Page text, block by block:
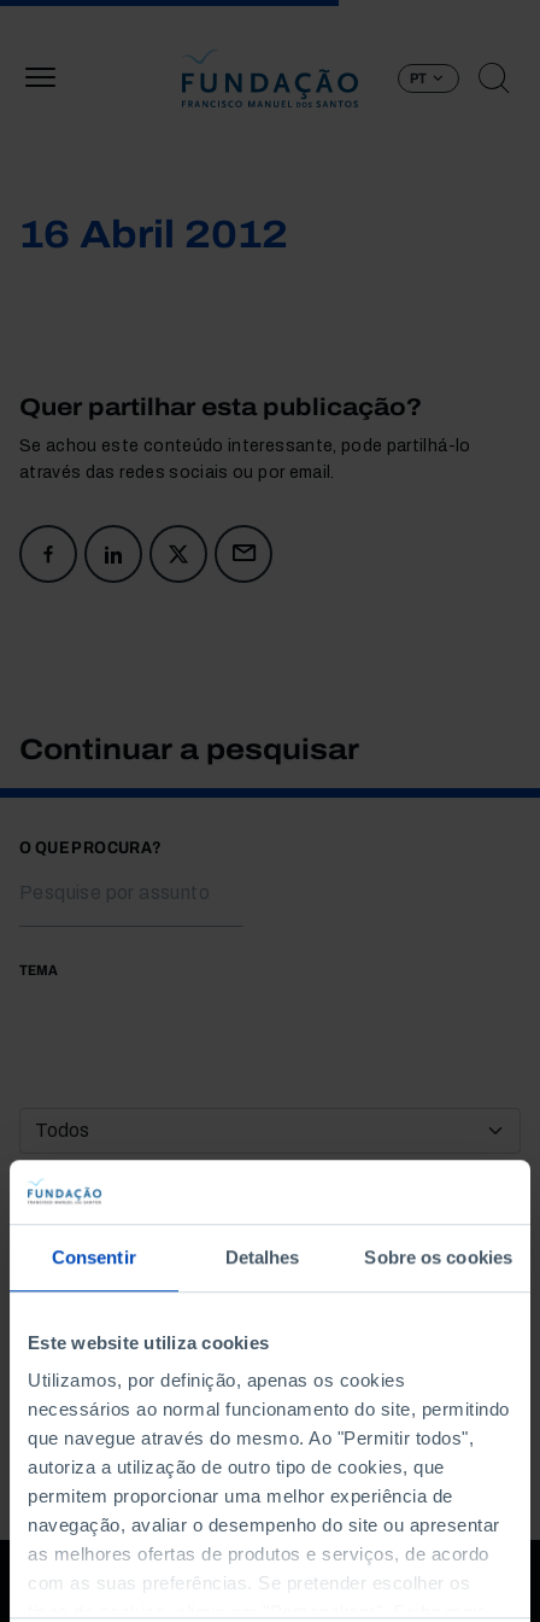
Consentir Detalhes Sobre os cookies
Este website utiliza cookies
Utilizamos, por definição, apenas os cookies
necessários ao normal funcionamento do site, permitindo
que navegue através do mesmo. Ao "Permitir todos",
autoriza a utilização de outro tipo de cookies, que
permitem proporcionar uma melhor experiência de
navegação, avaliar o desempenho do site ou apresentar
as melhores ofertas de produtos e serviços, de acordo
com as suas preferências. Se pretender escolher os
PT
16 Abril 2012
Quer partilhar esta publicação?
Se achou este conteúdo interessante, pode partilhá-lo
através das redes sociais ou por email.
Continuar a pesquisar
O QUE PROCURA?
TEMA
DATA DE INÍCIO
DATA DE FIM